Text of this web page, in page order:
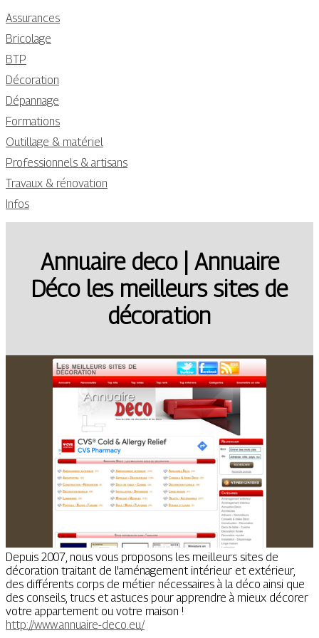
Assurances
Bricolage
BTP
Décoration
Dépannage
Formations
Outillage & matériel
Professionnels & artisans
Travaux & rénovation
Infos
Annuaire deco | Annuaire
Déco les meilleurs sites de
décoration
Depuis 2007, nous vous proposons les meilleurs sites de
décoration traitant de l'aménagement intérieur et extérieur,
des différents corps de métier nécessaires à la déco ainsi que
des conseils, trucs et astuces pour apprendre à mieux décorer
votre appartement ou votre maison !
http://www.annuaire-deco.eu/